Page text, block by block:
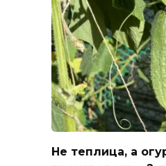
Не теплица, а